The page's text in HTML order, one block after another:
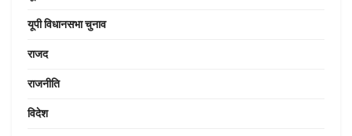
यूपी विधानसभा चुनाव
राजद
राजनीति
विदेश